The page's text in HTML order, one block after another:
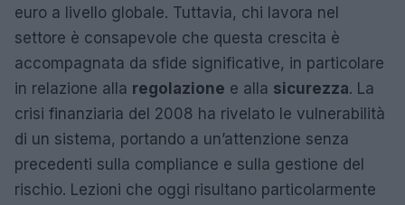
euro a livello globale. Tuttavia, chi lavora nel
settore è consapevole che questa crescita è
accompagnata da sfide significative, in particolare
in relazione alla regolazione e alla sicurezza. La
crisi finanziaria del 2008 ha rivelato le vulnerabilità
di un sistema, portando a un’attenzione senza
precedenti sulla compliance e sulla gestione del
rischio. Lezioni che oggi risultano particolarmente